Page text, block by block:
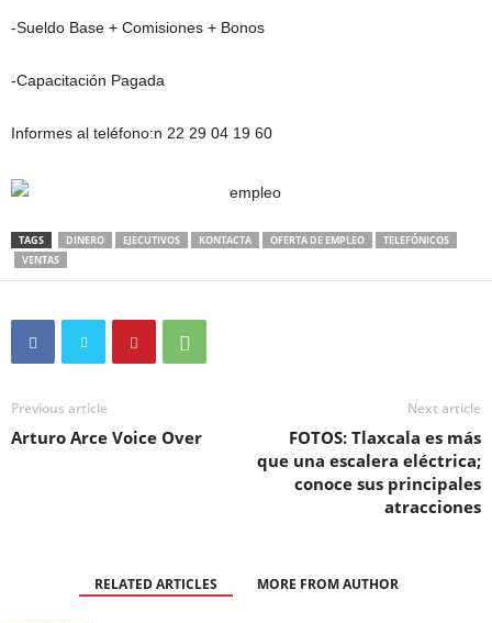
-Sueldo Base + Comisiones + Bonos
-Capacitación Pagada
Informes al teléfono:n 22 29 04 19 60
TAGS DINERO EJECUTIVOS KONTACTA OFERTA DE EMPLEO
TELEFÓNICOS
VENTAS
Previous article
Arturo Arce Voice Over
Next article
FOTOS: Tlaxcala es más
que una escalera eléctrica;
conoce sus principales
atracciones
RELATED ARTICLES MORE FROM AUTHOR